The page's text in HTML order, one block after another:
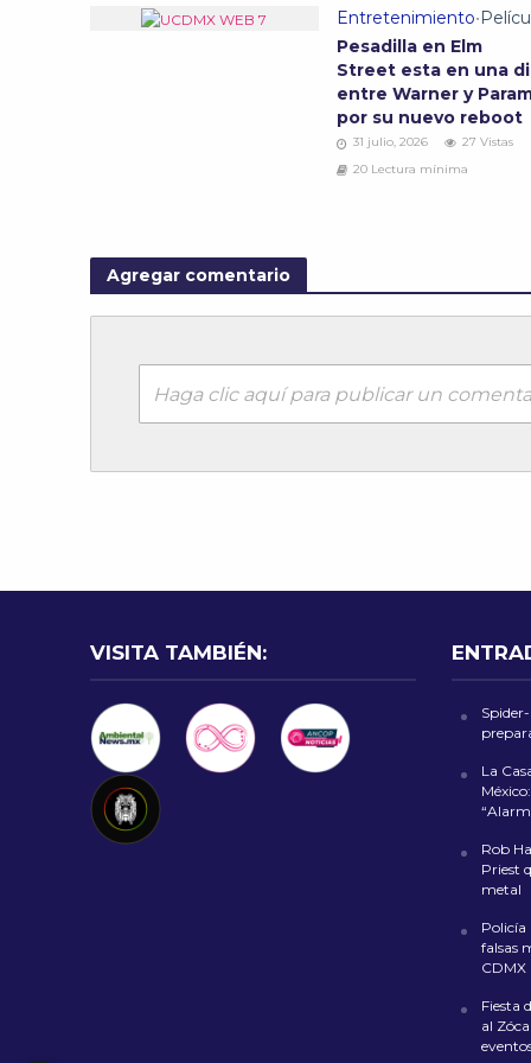
Entretenimiento•
Pesadilla en Elm
Street esta en una
entre Warner y
por su nuevo reboot
31 julio, 2026
27 Vistas
20 Lectura mínima
Agregar comentario
Haga clic aquí para publicar un
VISITA TAMBIÉN:
La
Rob
Priest
metal
Policía
falsas
CDMX
Fiesta
al